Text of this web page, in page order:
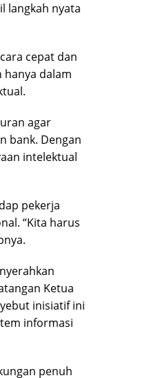
langkah nyata
cepat dan
dalam
agar
bank. Dengan
intelektual
pekerja
“Kita harus
Ketua
inisiatif ini
informasi
penuh